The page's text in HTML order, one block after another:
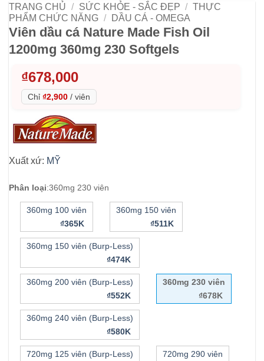
TRANG CHỦ / SỨC KHỎE - SẮC ĐẸP / THỰC
PHẨM CHỨC NĂNG / DẦU CÁ - OMEGA
Viên dầu cá Nature Made Fish Oil
1200mg 360mg 230 Softgels
₫678,000
Chỉ ₫2,900 / viên
Xuất xứ: MỸ
Phân loại:360mg 230 viên
360mg 100 viên
₫365K
360mg 150 viên
₫511K
360mg 150 viên (Burp-Less)
₫474K
360mg 200 viên (Burp-Less)
₫552K
360mg 230 viên
₫678K
360mg 240 viên (Burp-Less)
₫580K
720mg 125 viên (Burp-Less)
720mg 290 viên